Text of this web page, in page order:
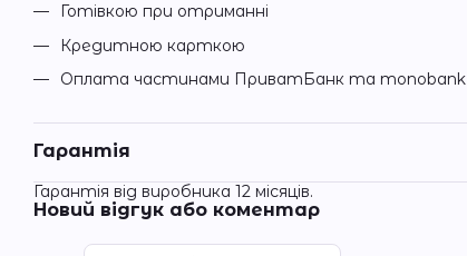
Готівкою при отриманні
Кредитною карткою
Оплата частинами ПриватБанк та monobank
Гарантія
Гарантія від виробника 12 місяців.
Новий відгук або коментар